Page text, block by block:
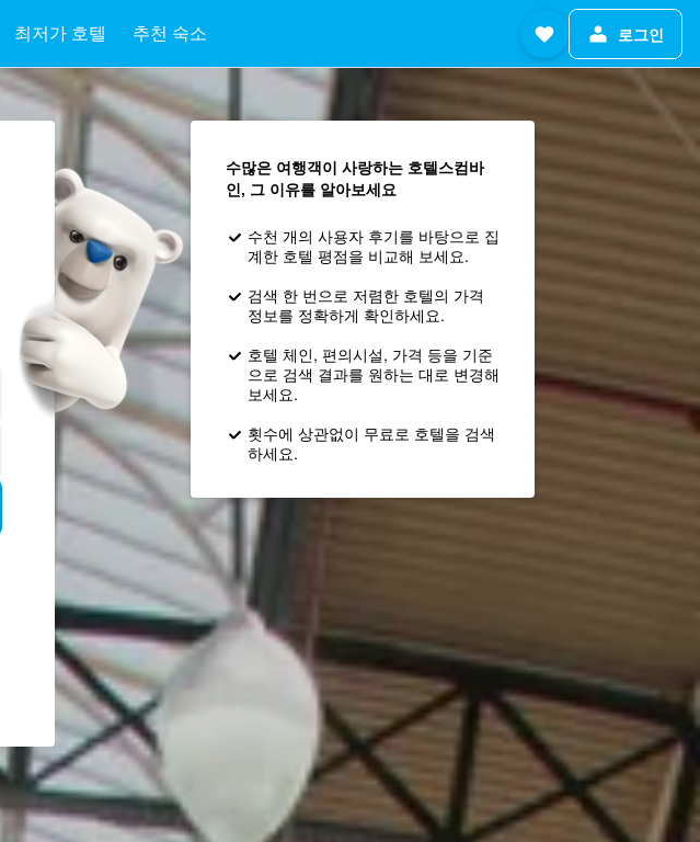
최저가 호텔 추천 숙소 로그인
수많은 여행객이 사랑하는 호텔스컴바
인, 그 이유를 알아보세요
수천 개의 사용자 후기를 바탕으로 집
계한 호텔 평점을 비교해 보세요.
검색 한 번으로 저렴한 호텔의 가격
정보를 정확하게 확인하세요.
호텔 체인, 편의시설, 가격 등을 기준
으로 검색 결과를 원하는 대로 변경해
보세요.
횟수에 상관없이 무료로 호텔을 검색
하세요.